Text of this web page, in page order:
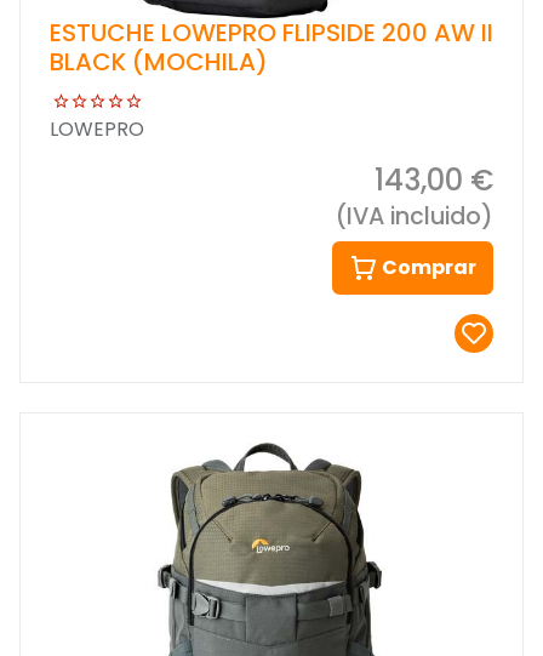
ESTUCHE LOWEPRO FLIPSIDE 200 AW II
BLACK (MOCHILA)
LOWEPRO
143,00 €
(IVA incluido)
Comprar